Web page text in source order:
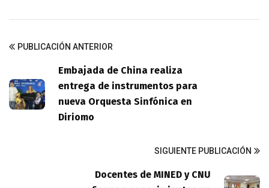
PUBLICACIÓN ANTERIOR
Embajada de China realiza
entrega de instrumentos para
nueva Orquesta Sinfónica en
Diriomo
SIGUIENTE PUBLICACIÓN
Docentes de MINED y CNU